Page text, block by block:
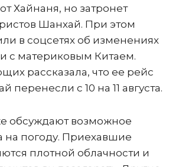
Хайнаня, но затронет
Шанхай. При этом
в соцсетях об изменениях
с материковым Китаем.
рассказала, что ее рейс
перенесли с 10 на 11 августа.
обсуждают возможное
на погоду. Приехавшие
плотной облачности и